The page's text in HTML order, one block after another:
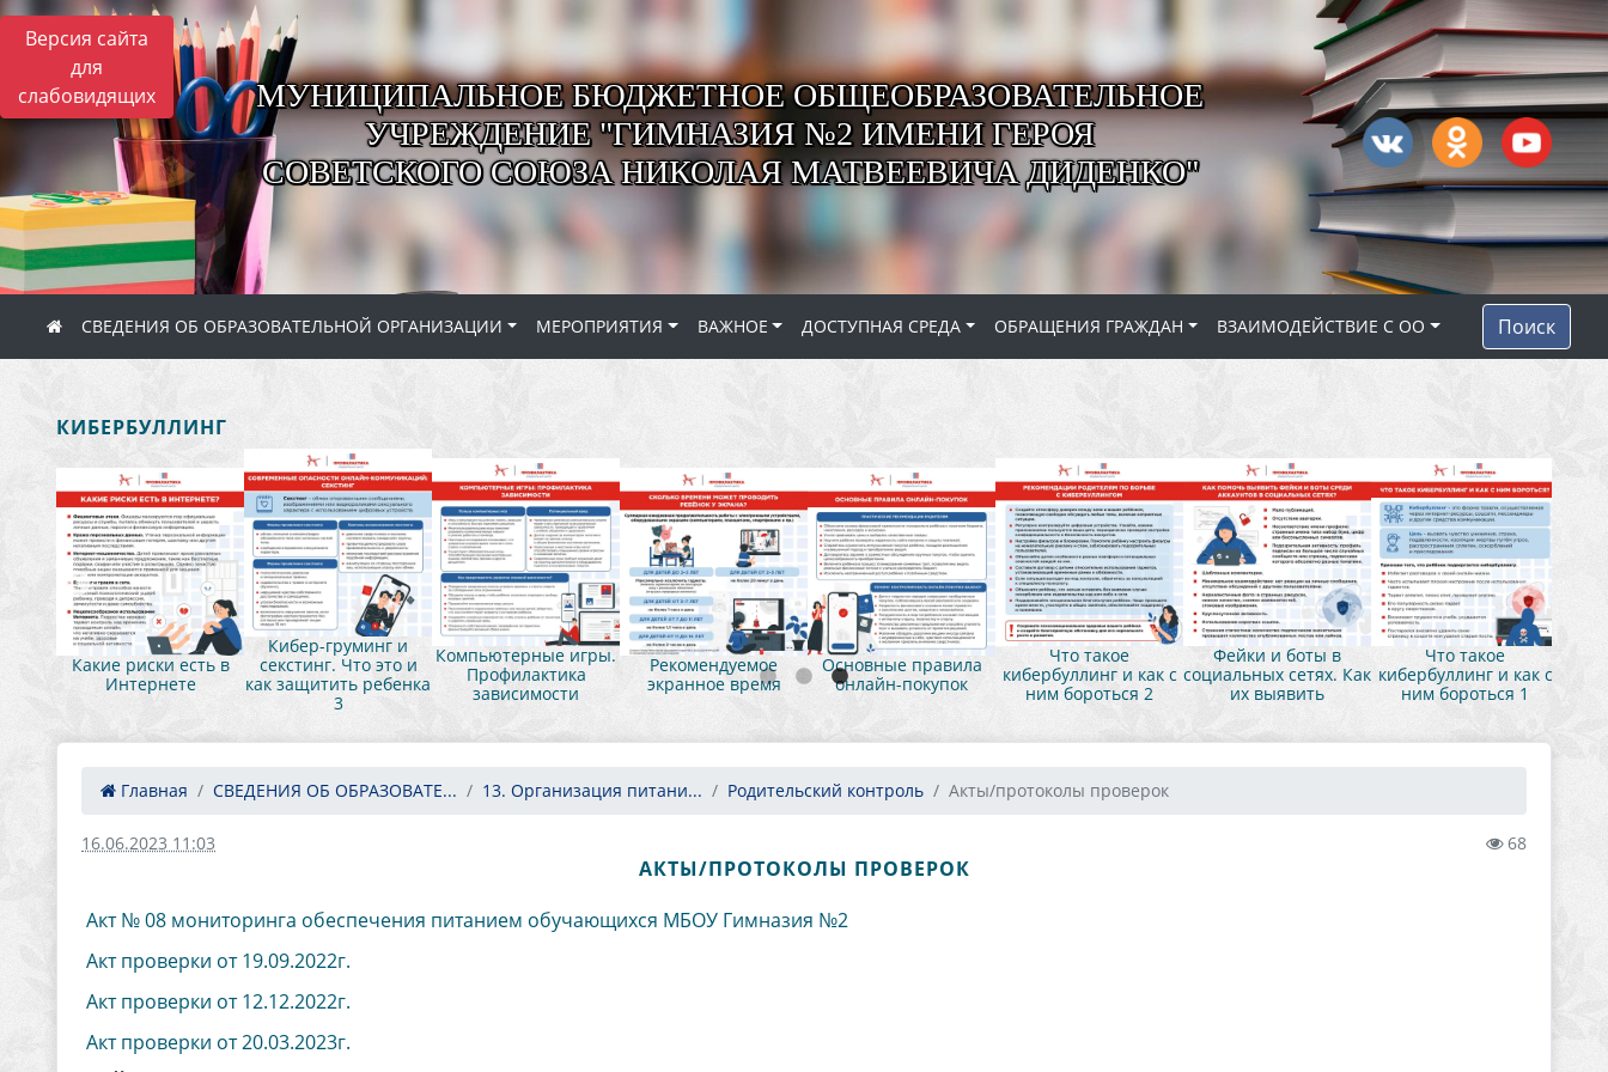
Версия сайта
для
слабовидящих
МУНИЦИПАЛЬНОЕ БЮДЖЕТНОЕ ОБЩЕОБРАЗОВАТЕЛЬНОЕ
УЧРЕЖДЕНИЕ "ГИМНАЗИЯ №2 ИМЕНИ ГЕРОЯ
СОВЕТСКОГО СОЮЗА НИКОЛАЯ МАТВЕЕВИЧА ДИДЕНКО"
СВЕДЕНИЯ ОБ ОБРАЗОВАТЕЛЬНОЙ ОРГАНИЗАЦИИ МЕРОПРИЯТИЯ ВАЖНОЕ ДОСТУПНАЯ СРЕДА ОБРАЩЕНИЯ ГРАЖДАН ВЗАИМОДЕЙСТВИЕ С ОО Поиск
КИБЕРБУЛЛИНГ
Какие риски есть в
Интернете
Кибер-груминг и
секстинг. Что это и
как защитить ребенка
3
Компьютерные игры.
Профилактика
зависимости
Рекомендуемое
экранное время
Основные правила
онлайн-покупок
Что такое
кибербуллинг и как с
ним бороться 2
Фейки и боты в
социальных сетях. Как
их выявить
Что такое
кибербуллинг и как с
ним бороться 1
Главная СВЕДЕНИЯ ОБ ОБРАЗОВАТЕ... 13. Организация питани... Родительский контроль Акты/протоколы проверок
16.06.2023 11:03 68
АКТЫ/ПРОТОКОЛЫ ПРОВЕРОК
Акт № 08 мониторинга обеспечения питанием обучающихся МБОУ Гимназия №2
Акт проверки от 19.09.2022г.
Акт проверки от 12.12.2022г.
Акт проверки от 20.03.2023г.